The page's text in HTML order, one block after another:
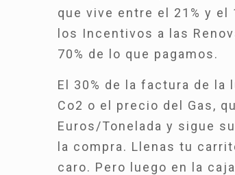
que vive entre el 21% y el
los Incentivos a las
70% de lo que pagamos.
El 30% de la factura de la
Co2 o el precio del Gas,
Euros/Tonelada y sigue
la compra. Llenas tu
caro. Pero luego en la